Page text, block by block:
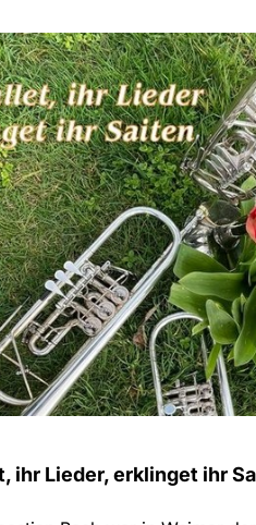
ihr Lieder, erklinget ihr